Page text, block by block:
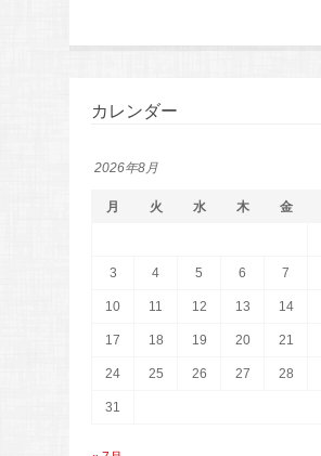
カレンダー
2026年8月
月 火 水 木 金
3 4 5 6 7
10 11 12 13 14
17 18 19 20 21
24 25 26 27 28
31